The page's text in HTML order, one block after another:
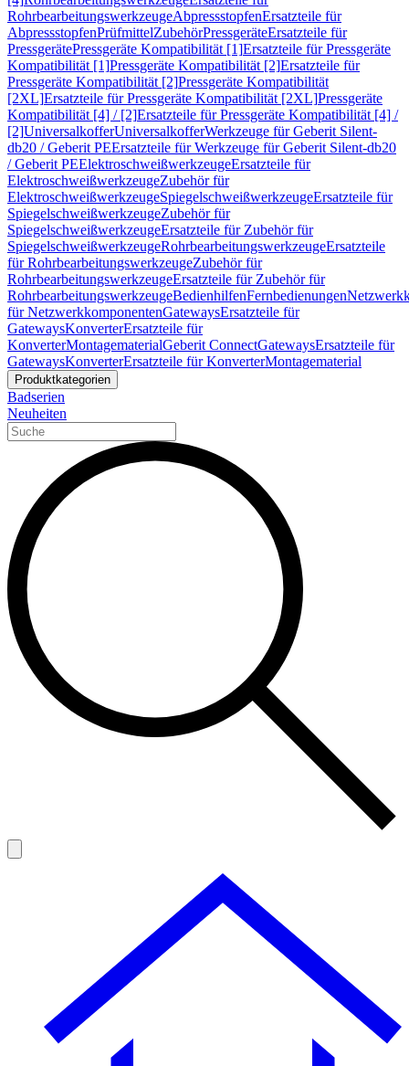
RohrbearbeitungswerkzeugeAbpressstopfenErsatzteile für
AbpressstopfenPrüfmittelZubehörPressgeräteErsatzteile für
PressgerätePressgeräte Kompatibilität [1]Ersatzteile für Pressgeräte
Kompatibilität [1]Pressgeräte Kompatibilität [2]Ersatzteile für
Pressgeräte Kompatibilität [2]Pressgeräte Kompatibilität
[2XL]Ersatzteile für Pressgeräte Kompatibilität [2XL]Pressgeräte
Kompatibilität [4] / [2]Ersatzteile für Pressgeräte Kompatibilität [4] /
[2]UniversalkofferUniversalkofferWerkzeuge für Geberit Silent-
db20 / Geberit PEErsatzteile für Werkzeuge für Geberit Silent-db20
/ Geberit PEElektroschweißwerkzeugeErsatzteile für
ElektroschweißwerkzeugeZubehör für
ElektroschweißwerkzeugeSpiegelschweißwerkzeugeErsatzteile für
SpiegelschweißwerkzeugeZubehör für
SpiegelschweißwerkzeugeErsatzteile für Zubehör für
SpiegelschweißwerkzeugeRohrbearbeitungswerkzeugeErsatzteile
für RohrbearbeitungswerkzeugeZubehör für
RohrbearbeitungswerkzeugeErsatzteile für Zubehör für
RohrbearbeitungswerkzeugeBedienhilfenFernbedienungen
für NetzwerkkomponentenGatewaysErsatzteile für
GatewaysKonverterErsatzteile für
KonverterMontagematerialGeberit ConnectGatewaysErsatzteile für
GatewaysKonverterErsatzteile für KonverterMontagematerial
Produktkategorien
Badserien
Neuheiten